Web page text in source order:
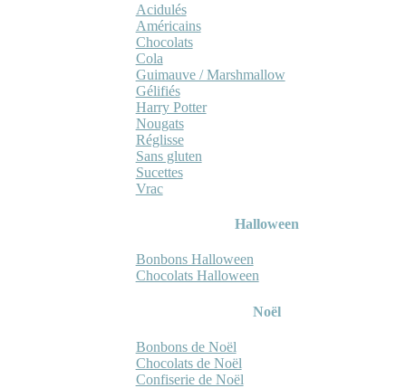
Acidulés
Américains
Chocolats
Cola
Guimauve / Marshmallow
Gélifiés
Harry Potter
Nougats
Réglisse
Sans gluten
Sucettes
Vrac
Halloween
Bonbons Halloween
Chocolats Halloween
Noël
Bonbons de Noël
Chocolats de Noël
Confiserie de Noël